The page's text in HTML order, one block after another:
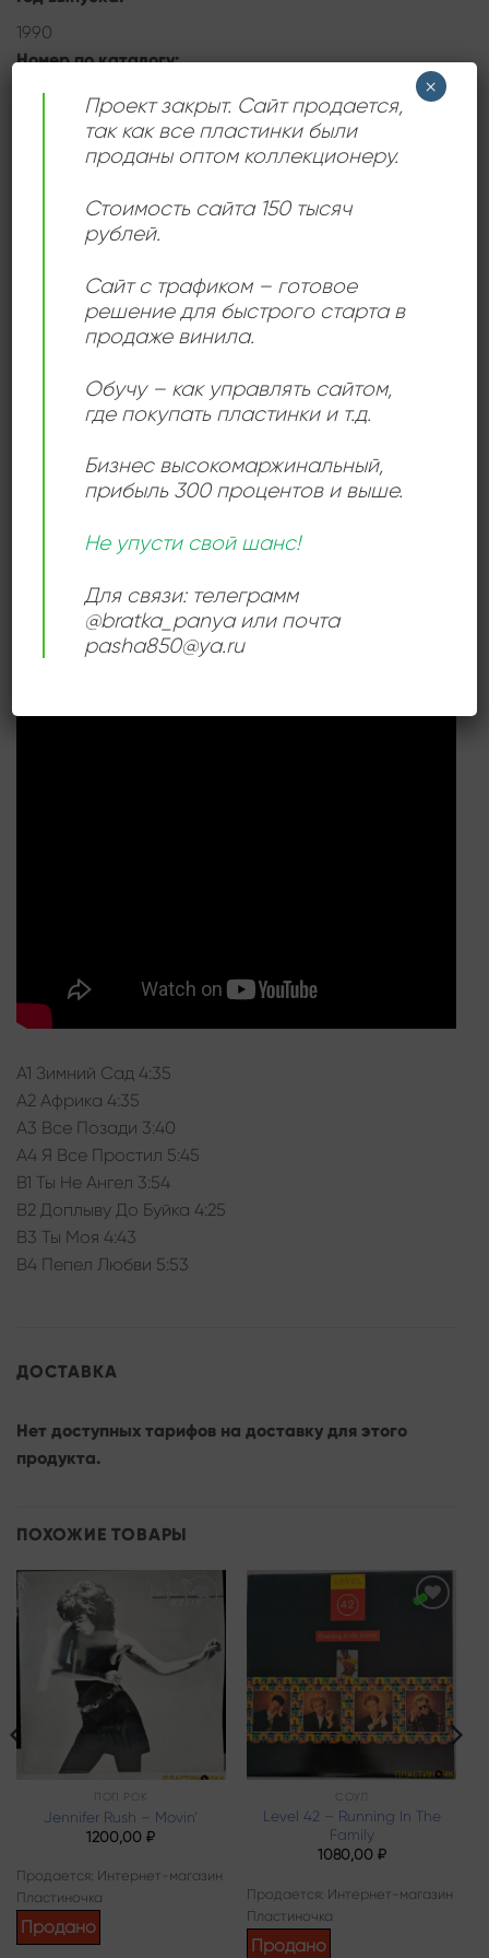
1990
Номер по каталогу:
С60 29739 002
ДЕТАЛИ
Мелодия
ИСПОЛНИТЕЛЬ Алексей Глызин
СЛУШАТЬ ОНЛАЙН:
A1 Зимний Сад 4:35
A2 Африка 4:35
A3 Все Позади 3:40
A4 Я Все Простил 5:45
B1 Ты Не Ангел 3:54
B2 Доплыву До Буйка 4:25
B3 Ты Моя 4:43
B4 Пепел Любви 5:53
ДОСТАВКА
Нет доступных тарифов на доставку для этого
продукта.
ПОХОЖИЕ ТОВАРЫ
wishlist
ПОП РОК
Jennifer Rush – Movin’
1200,00₽
Продается: Интернет-магазин
Пластиночка
Продано
Level 42 – Running In The
Family
1080,00 ₽
Продается: Интернет-магазин
Пластиночка
Продано
Проект закрыт. Сайт продается,
так как все пластинки были
проданы оптом коллекционеру.
Стоимость сайта 150 тысяч
рублей.
Сайт с трафиком – готовое
решение для быстрого старта в
продаже винила.
Обучу – как управлять сайтом,
где покупать пластинки и т.д.
Бизнес высокомаржинальный,
прибыль 300 процентов и выше.
Не упусти свой шанс!
Для связи: телеграмм
@bratka_panya или почта
pasha850@ya.ru
×